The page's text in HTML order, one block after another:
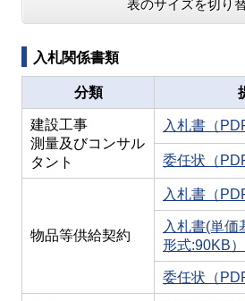
表のサイズを切り
入札関係書類
分類
建設工事
測量及びコンサル
タント
入札書（
委任状（
物品等供給契約
入札書（
入札書(単価
形式:90KB）
委任状（